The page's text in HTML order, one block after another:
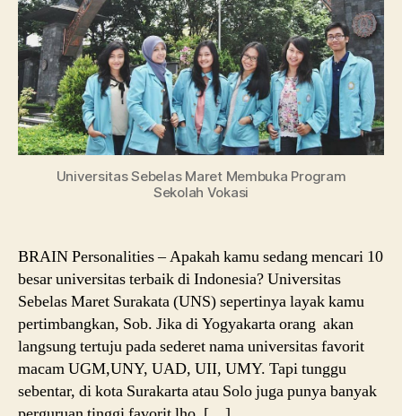
Universitas Sebelas Maret Membuka Program
Sekolah Vokasi
BRAIN Personalities – Apakah kamu sedang mencari 10
besar universitas terbaik di Indonesia? Universitas
Sebelas Maret Surakata (UNS) sepertinya layak kamu
pertimbangkan, Sob. Jika di Yogyakarta orang akan
langsung tertuju pada sederet nama universitas favorit
macam UGM,UNY, UAD, UII, UMY. Tapi tunggu
sebentar, di kota Surakarta atau Solo juga punya banyak